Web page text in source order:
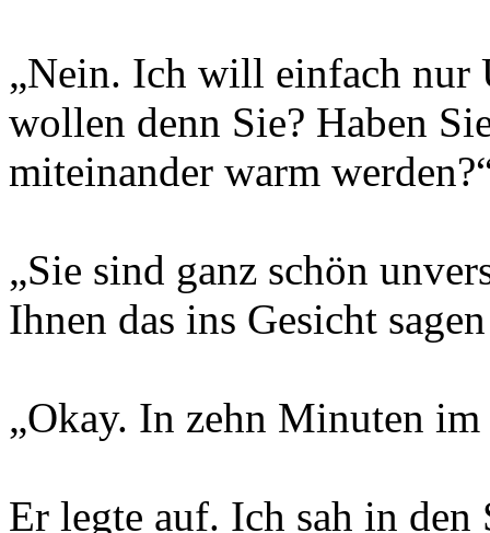
„Nein. Ich will einfach nur
wollen denn Sie? Haben
miteinander warm
„Sie sind ganz schön
Ihnen das ins Gesicht
„Okay. In zehn Minuten im
Er legte auf. Ich sah in